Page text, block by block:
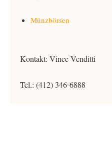
Münzbörsen
Kontakt: Vince Venditti
Tel.: (412) 346-6888